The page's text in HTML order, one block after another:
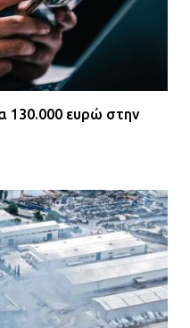
130.000 ευρώ στην